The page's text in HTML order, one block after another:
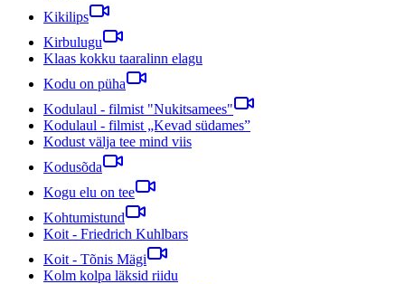
Kikilips
Kirbulugu
Klaas kokku taaralinn elagu
Kodu on püha
Kodulaul - filmist "Nukitsamees"
Kodulaul - filmist „Kevad südames”
Kodust välja tee mind viis
Kodusõda
Kogu elu on tee
Kohtumistund
Koit - Friedrich Kuhlbars
Koit - Tõnis Mägi
Kolm kolpa läksid riidu